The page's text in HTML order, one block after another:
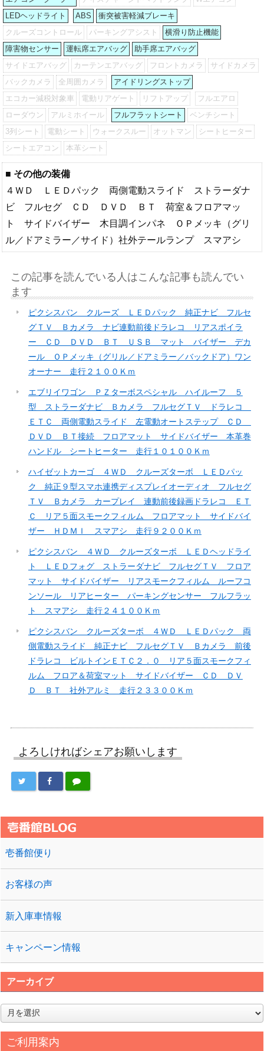
LEDヘッドライト
ABS
衝突被害軽減ブレーキ
クルーズコントロール
パーキングアシスト
横滑り防止機能
障害物センサー
運転席エアバッグ
助手席エアバッグ
サイドエアバッグ
カーテンエアバッグ フロントカメラ
サイドカメラ
バックカメラ
全周囲カメラ
アイドリングストップ
エコカー減税対象車
電動リアゲート リフトアップ
フルエアロ
ローダウン
アルミホイール フルフラットシート
ベンチシート
3列シート
電動シート ウォークスルー オットマン
シートヒーター
シートエアコン
本革シート
■ その他の装備
４ＷＤ ＬＥＤパック 両側電動スライド ストラーダナ
ビ フルセグ ＣＤ ＤＶＤ ＢＴ 荷室＆フロアマッ
ト サイドバイザー 木目調インパネ ＯＰメッキ（グリ
ル／ドアミラー／サイド）社外テールランプ スマアシ
この記事を読んでいる人はこんな記事も読んでい
ます
ピクシスバン クルーズ ＬＥＤパック 純正ナビ フルセ
グＴＶ Ｂカメラ ナビ連動前後ドラレコ リアスポイラ
ー ＣＤ ＤＶＤ ＢＴ ＵＳＢ マット バイザー デカ
ール ＯＰメッキ（グリル／ドアミラー／バックドア）ワン
オーナー 走行２１００Ｋｍ
エブリイワゴン ＰＺターボスペシャル ハイルーフ ５
型 ストラーダナビ Ｂカメラ フルセグＴＶ ドラレコ
ＥＴＣ 両側電動スライド 左電動オートステップ ＣＤ
ＤＶＤ ＢＴ接続 フロアマット サイドバイザー 本革巻
ハンドル シートヒーター 走行１０１００Ｋｍ
ハイゼットカーゴ ４ＷＤ クルーズターボ ＬＥＤパッ
ク 純正９型スマホ連携ディスプレイオーディオ フルセグ
ＴＶ Ｂカメラ カープレイ 連動前後録画ドラレコ ＥＴ
Ｃ リア５面スモークフィルム フロアマット サイドバイ
ザー ＨＤＭＩ スマアシ 走行９２００Ｋｍ
ピクシスバン ４ＷＤ クルーズターボ ＬＥＤヘッドライ
ト ＬＥＤフォグ ストラーダナビ フルセグＴＶ フロア
マット サイドバイザー リアスモークフィルム ルーフコ
ンソール リアヒーター パーキングセンサー フルフラッ
ト スマアシ 走行２４１００Ｋｍ
ピクシスバン クルーズターボ ４ＷＤ ＬＥＤパック 両
側電動スライド 純正ナビ フルセグＴＶ Ｂカメラ 前後
ドラレコ ビルトインＥＴＣ２．０ リア５面スモークフィ
ルム フロア＆荷室マット サイドバイザー ＣＤ ＤＶ
Ｄ ＢＴ 社外アルミ 走行２３３００Ｋｍ
よろしければシェアお願いします
壱番館便り
お客様の声
新入庫車情報
キャンペーン情報
アーカイブ
ア
ー
カ
イご利用案内